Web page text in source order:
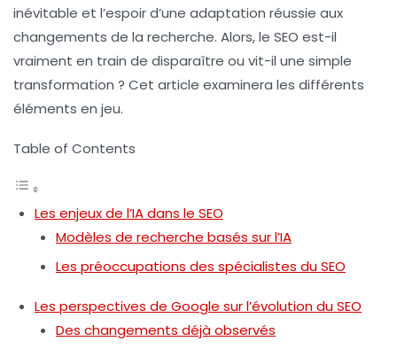
inévitable et l’espoir d’une adaptation réussie aux
changements de la recherche. Alors, le SEO est-il
vraiment en train de disparaître ou vit-il une simple
transformation ? Cet article examinera les différents
éléments en jeu.
Table of Contents
Les enjeux de l’IA dans le SEO
Modèles de recherche basés sur l’IA
Les préoccupations des spécialistes du SEO
Les perspectives de Google sur l’évolution du SEO
Des changements déjà observés